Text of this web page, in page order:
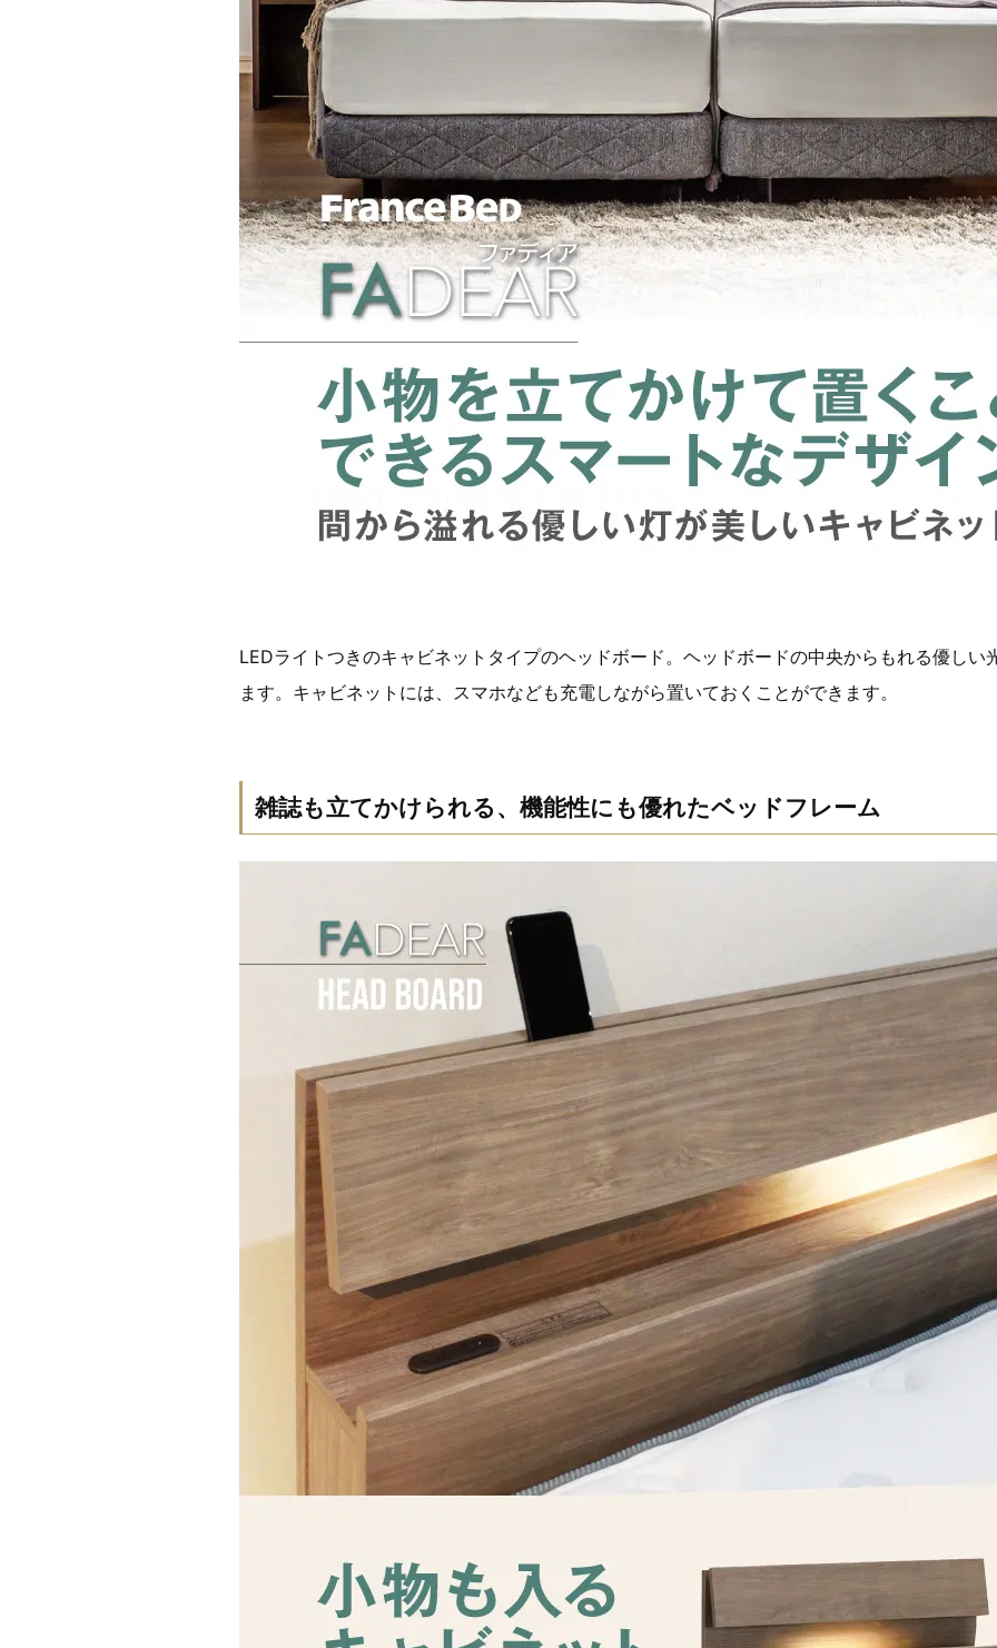
LEDライトつきのキャビネットタイプのヘッドボード。ヘッドボードの中央からもれる優しい
ます。キャビネットには、スマホなども充電しながら置いておくことができます。
雑誌も立てかけられる、機能性にも優れたベッドフレーム